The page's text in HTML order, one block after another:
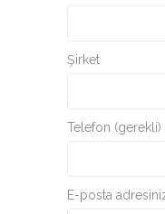
Şirket
Telefon (gerekli)
E-posta